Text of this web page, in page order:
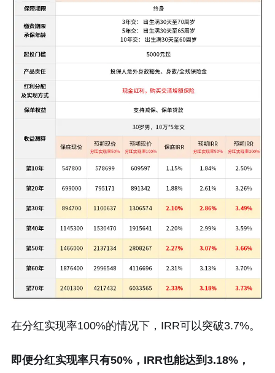
在分红实现率100%的情况下，IRR可以突破3.7%。
即便分红实现率只有50%，IRR也能达到3.18%，